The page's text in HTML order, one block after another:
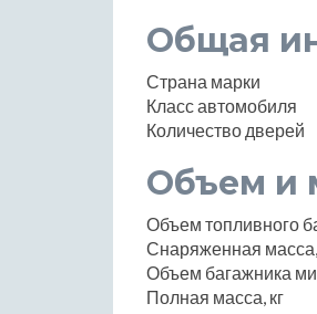
Общая
Страна марки
Класс автомобиля
Количество дверей
Объем и
Объем топливного
Снаряженная масса,
Объем багажника
Полная масса, кг